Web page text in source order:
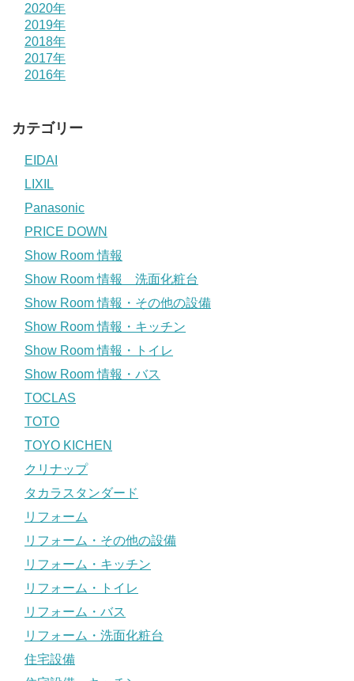
2020年
2019年
2018年
2017年
2016年
カテゴリー
EIDAI
LIXIL
Panasonic
PRICE DOWN
Show Room 情報
Show Room 情報 洗面化粧台
Show Room 情報・その他の設備
Show Room 情報・キッチン
Show Room 情報・トイレ
Show Room 情報・バス
TOCLAS
TOTO
TOYO KICHEN
クリナップ
タカラスタンダード
リフォーム
リフォーム・その他の設備
リフォーム・キッチン
リフォーム・トイレ
リフォーム・バス
リフォーム・洗面化粧台
住宅設備